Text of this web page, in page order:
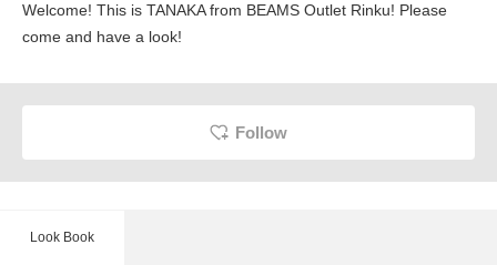
Welcome! This is TANAKA from BEAMS Outlet Rinku! Please
come and have a look!
Follow
Look Book